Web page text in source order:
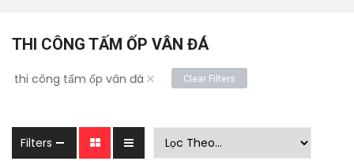
THI CÔNG TẤM ỐP VÂN ĐÁ
thi công tấm ốp vân đá × Clear Filters
Filters